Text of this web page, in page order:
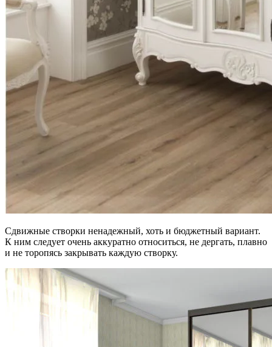
Сдвижные створки ненадежный, хоть и бюджетный вариант.
К ним следует очень аккуратно относиться, не дергать, плавно
и не торопясь закрывать каждую створку.